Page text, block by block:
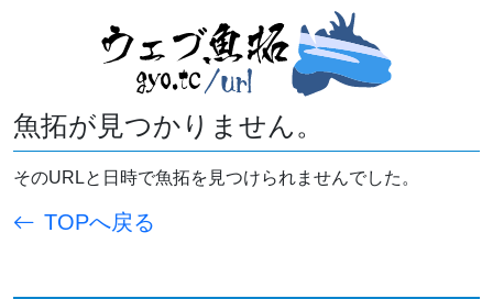
魚拓が見つかりません。
そのURLと日時で魚拓を見つけられませんでした。
TOPへ戻る